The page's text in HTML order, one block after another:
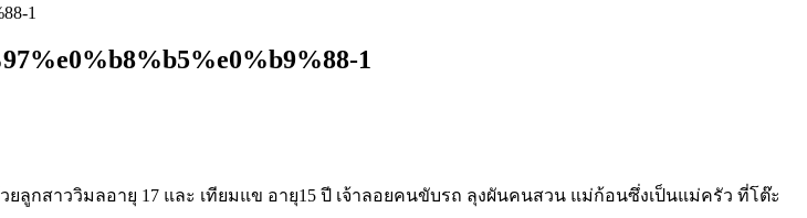
1
1
กสาววิมลอายุ 17 และ เทียมแข อายุ15 ปี เจ้าลอยคนขับรถ ลุงผันคนสวน แม่ก้อนซึ่งเป็นแม่ครัว ที่โต๊ะ